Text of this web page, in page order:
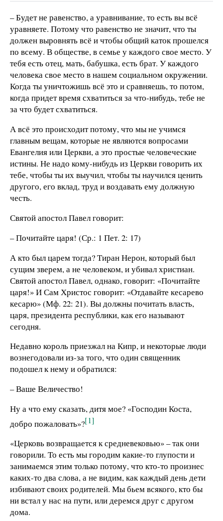
– Будет не равенство, а уравнивание, то есть вы всё
уравняете. Потому что равенство не значит, что ты
должен выровнять всё и чтобы общий каток прошелся
по всему. В обществе, в семье у каждого свое место. У
тебя есть отец, мать, бабушка, есть брат. У каждого
человека свое место в нашем социальном окружении.
Когда ты уничтожишь всё это и сравняешь, то потом,
когда придет время схватиться за что-нибудь, тебе не
за что будет схватиться.
А всё это происходит потому, что мы не учимся
главным вещам, которые не являются вопросами
Евангелия или Церкви, а это простые человеческие
истины. Не надо кому-нибудь из Церкви говорить их
тебе, чтобы ты их выучил, чтобы ты научился ценить
другого, его вклад, труд и воздавать ему должную
честь.
Святой апостол Павел говорит:
– Почитайте царя! (Ср.: 1 Пет. 2: 17)
А кто был царем тогда? Тиран Нерон, который был
сущим зверем, а не человеком, и убивал христиан.
Святой апостол Павел, однако, говорит: «Почитайте
царя!» И Сам Христос говорит: «Отдавайте кесарево
кесарю» (Мф. 22: 21). Вы должны почитать власть,
царя, президента республики, как его называют
сегодня.
Недавно король приезжал на Кипр, и некоторые люди
вознегодовали из-за того, что один священник
подошел к нему и обратился:
– Ваше Величество!
Ну а что ему сказать, дитя мое? «Господин Коста,
добро пожаловать»?[1]
«Церковь возвращается к средневековью» – так они
говорили. То есть мы городим какие-то глупости и
занимаемся этим только потому, что кто-то произнес
каких-то два слова, а не видим, как каждый день дети
избивают своих родителей. Мы бьем всякого, кто бы
ни встал у нас на пути, или деремся друг с другом
дома.